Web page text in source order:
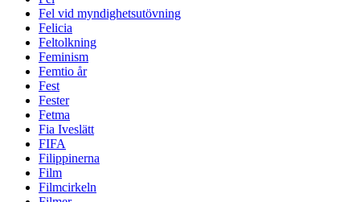
Fel vid myndighetsutövning
Felicia
Feltolkning
Feminism
Femtio år
Fest
Fester
Fetma
Fia Iveslätt
FIFA
Filippinerna
Film
Filmcirkeln